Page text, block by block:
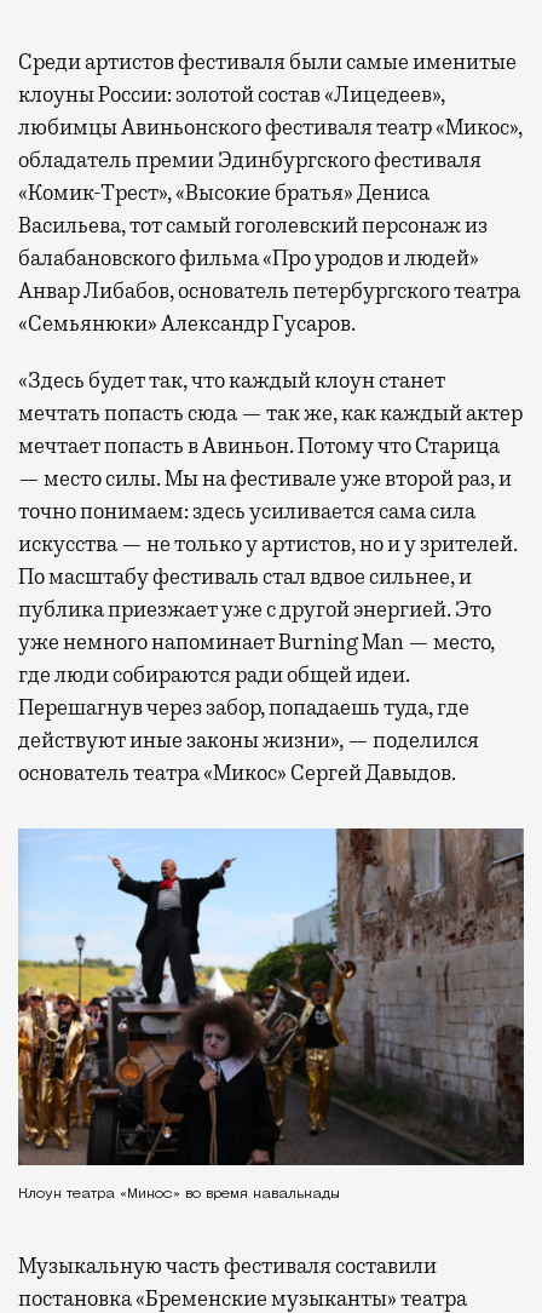
Среди артистов фестиваля были самые именитые
клоуны России: золотой состав «Лицедеев»,
любимцы Авиньонского фестиваля театр «Микос»,
обладатель премии Эдинбургского фестиваля
«Комик-Трест», «Высокие братья» Дениса
Васильева, тот самый гоголевский персонаж из
балабановского фильма «Про уродов и людей»
Анвар Либабов, основатель петербургского театра
«Семьянюки» Александр Гусаров.
«Здесь будет так, что каждый клоун станет
мечтать попасть сюда — так же, как каждый актер
мечтает попасть в Авиньон. Потому что Старица
— место силы. Мы на фестивале уже второй раз, и
точно понимаем: здесь усиливается сама сила
искусства — не только у артистов, но и у зрителей.
По масштабу фестиваль стал вдвое сильнее, и
публика приезжает уже с другой энергией. Это
уже немного напоминает Burning Man — место,
где люди собираются ради общей идеи.
Перешагнув через забор, попадаешь туда, где
действуют иные законы жизни», — поделился
основатель театра «Микос» Сергей Давыдов.
Клоун театра «Микос» во время кавалькады
Музыкальную часть фестиваля составили
постановка «Бременские музыканты» театра